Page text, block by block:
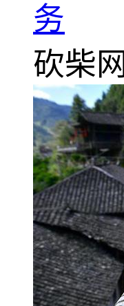
务
砍柴网